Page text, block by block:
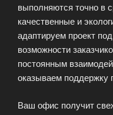
выполняются точно в
качественные и
адаптируем проект
возможности
постоянным
оказываем поддержку
Ваш офис получит